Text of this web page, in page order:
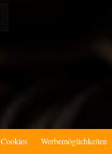
Cookies Werbemöglichkeiten